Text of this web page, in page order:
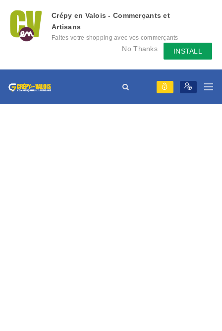
Crépy en Valois - Commerçants et
Artisans
Faites votre shopping avec vos commerçants
locaux depuis votre mobile, échangez des
messages avec eux, consultez le évènement
No Thanks INSTALL